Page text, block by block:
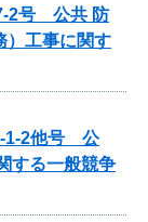
2号 公共 防
）工事に関す
1-2他号 公
する一般競争